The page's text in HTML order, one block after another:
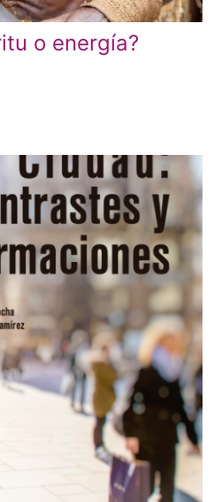
o energía?